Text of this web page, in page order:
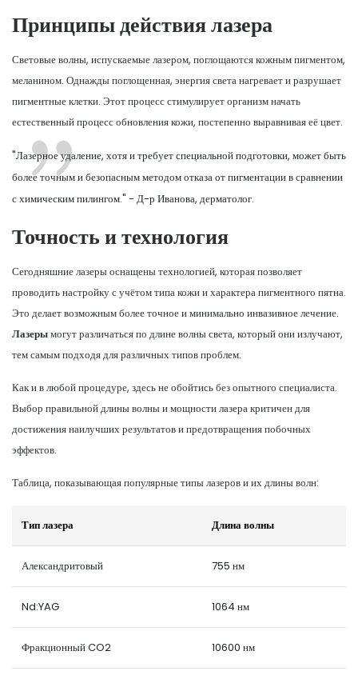
Принципы действия лазера
Световые волны, испускаемые лазером, поглощаются кожным пигментом,
меланином. Однажды поглощенная, энергия света нагревает и разрушает
пигментные клетки. Этот процесс стимулирует организм начать
естественный процесс обновления кожи, постепенно выравнивая её цвет.
"Лазерное удаление, хотя и требует специальной подготовки, может быть
более точным и безопасным методом отказа от пигментации в сравнении
с химическим пилингом." - Д-р Иванова, дерматолог.
Точность и технология
Сегодняшние лазеры оснащены технологией, которая позволяет
проводить настройку с учётом типа кожи и характера пигментного пятна.
Это делает возможным более точное и минимально инвазивное лечение.
Лазерымогут различаться по длине волны света, который они излучают,
тем самым подходя для различных типов проблем.
Как и в любой процедуре, здесь не обойтись без опытного специалиста.
Выбор правильной длины волны и мощности лазера критичен для
достижения наилучших результатов и предотвращения побочных
эффектов.
Таблица, показывающая популярные типы лазеров и их длины волн:
Тип лазера Длина волны
Александритовый 755 нм
Nd:YAG 1064 нм
Фракционный CO2 10600 нм